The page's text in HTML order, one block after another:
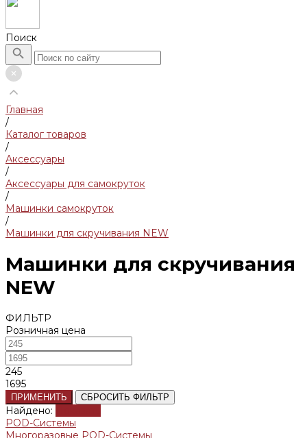
Поиск
Главная
/
Каталог товаров
/
Аксессуары
/
Аксессуары для самокруток
/
Машинки самокруток
/
Машинки для скручивания NEW
Машинки для скручивания
NEW
ФИЛЬТР
Розничная цена
245
1695
ПРИМЕНИТЬ СБРОСИТЬ ФИЛЬТР
Найдено:
POD-Системы
Многоразовые POD-Системы